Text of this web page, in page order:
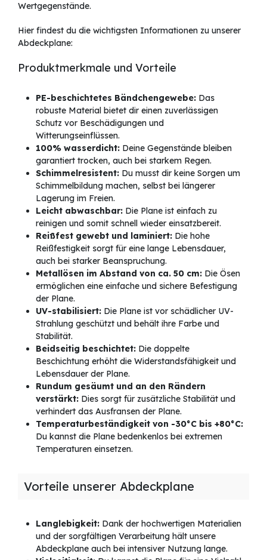
Wertgegenstände.
Hier findest du die wichtigsten Informationen zu unserer
Abdeckplane:
Produktmerkmale und Vorteile
PE-beschichtetes Bändchengewebe: Das
robuste Material bietet dir einen zuverlässigen
Schutz vor Beschädigungen und
Witterungseinflüssen.
100% wasserdicht: Deine Gegenstände bleiben
garantiert trocken, auch bei starkem Regen.
Schimmelresistent: Du musst dir keine Sorgen um
Schimmelbildung machen, selbst bei längerer
Lagerung im Freien.
Leicht abwaschbar: Die Plane ist einfach zu
reinigen und somit schnell wieder einsatzbereit.
Reißfest gewebt und laminiert: Die hohe
Reißfestigkeit sorgt für eine lange Lebensdauer,
auch bei starker Beanspruchung.
Metallösen im Abstand von ca. 50 cm: Die Ösen
ermöglichen eine einfache und sichere Befestigung
der Plane.
UV-stabilisiert: Die Plane ist vor schädlicher UV-
Strahlung geschützt und behält ihre Farbe und
Stabilität.
Beidseitig beschichtet: Die doppelte
Beschichtung erhöht die Widerstandsfähigkeit und
Lebensdauer der Plane.
Rundum gesäumt und an den Rändern
verstärkt: Dies sorgt für zusätzliche Stabilität und
verhindert das Ausfransen der Plane.
Temperaturbeständigkeit von -30°C bis +80°C:
Du kannst die Plane bedenkenlos bei extremen
Temperaturen einsetzen.
Vorteile unserer Abdeckplane
Langlebigkeit: Dank der hochwertigen Materialien
und der sorgfältigen Verarbeitung hält unsere
Abdeckplane auch bei intensiver Nutzung lange.